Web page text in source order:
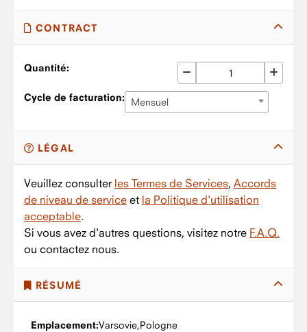
CONTRACT
Quantité:
Cycle de facturation: Mensuel
LÉGAL
Veuillez consulter les Termes de Services, Accords
de niveau de service et la Politique d'utilisation
acceptable.
Si vous avez d'autres questions, visitez notre F.A.Q.
ou contactez nous.
RÉSUMÉ
Emplacement:Varsovie,Pologne